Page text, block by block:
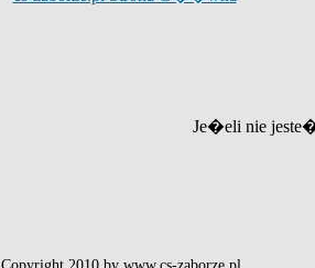
Je�eli nie